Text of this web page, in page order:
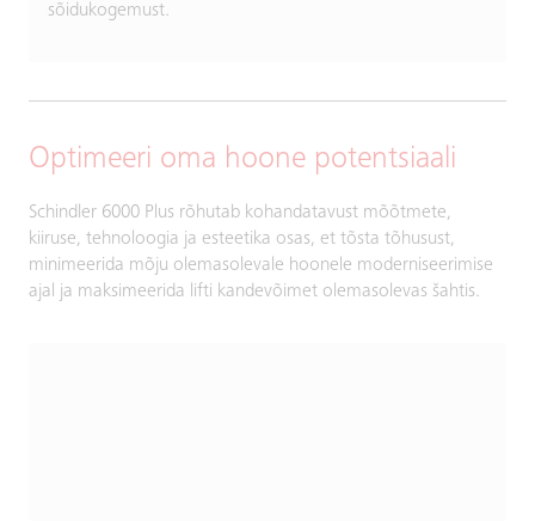
sõidukogemust.
Optimeeri oma hoone potentsiaali
Schindler 6000 Plus rõhutab kohandatavust mõõtmete,
kiiruse, tehnoloogia ja esteetika osas, et tõsta tõhusust,
minimeerida mõju olemasolevale hoonele moderniseerimise
ajal ja maksimeerida lifti kandevõimet olemasolevas šahtis.